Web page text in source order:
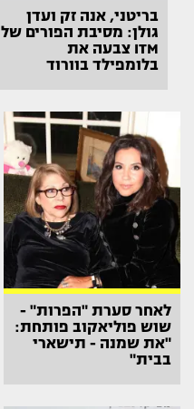
בריטני, אנה זק ועדן
גולן: מסיבת הפורים של
ITM צבעה את
בלומפילד בוורוד
לאחר סערת "הפרות" -
שוש פוליאקוב פותחת:
"את שמנה - תישארי
בבית"